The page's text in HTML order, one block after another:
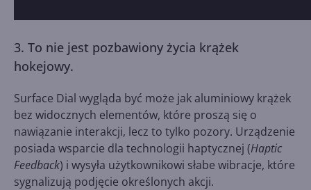
3. To nie jest pozbawiony życia krążek
hokejowy.
Surface Dial wygląda być może jak aluminiowy krążek
bez widocznych elementów, które proszą się o
nawiązanie interakcji, lecz to tylko pozory. Urządzenie
posiada wsparcie dla technologii haptycznej (Haptic
Feedback) i wysyła użytkownikowi słabe wibracje, które
sygnalizują podjęcie określonych akcji.